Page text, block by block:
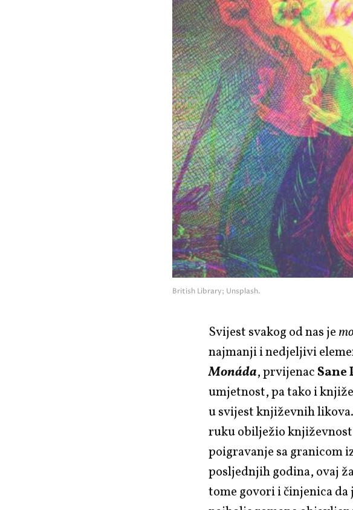
British Library; Unsplash.
Svijest svakog od nas je
najmanji i nedjeljivi
Monáda, prvijenacSane
umjetnost, pa tako i
u svijest književnih
ruku obilježio književnost
poigravanje sa granicom
posljednjih godina, ovaj
tome govori i činjenica da